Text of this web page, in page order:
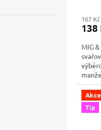
167
138
MIG
vnitřní
pro...
Akce
Tip